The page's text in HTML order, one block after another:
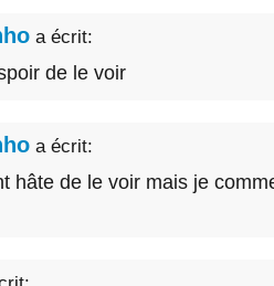
a écrit:
de le voir
a écrit:
hâte de le voir mais je